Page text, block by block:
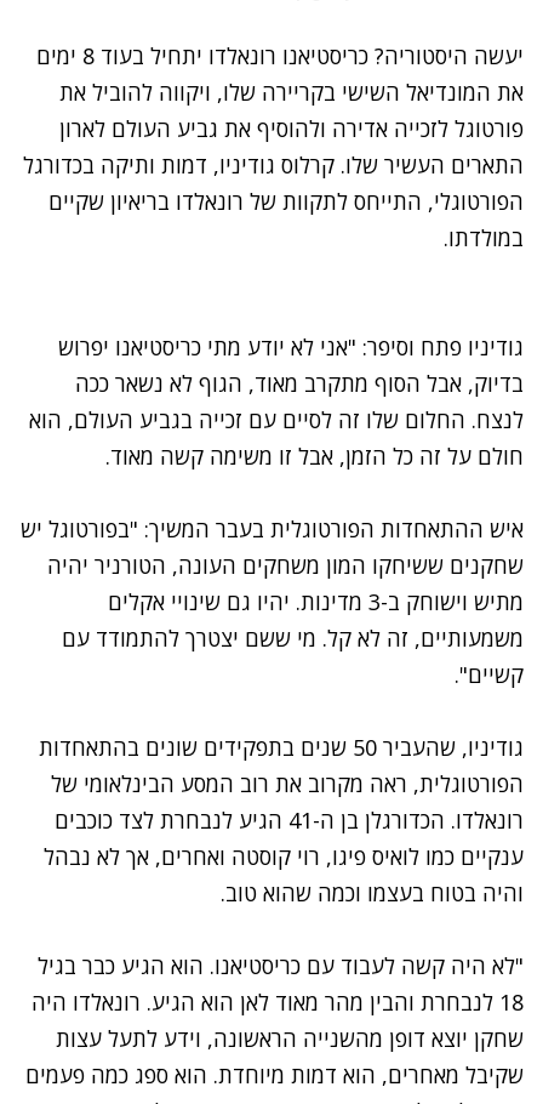
יעשה היסטוריה? כריסטיאנו רונאלדו יתחיל בעוד 8 ימים
את המונדיאל השישי בקריירה שלו, ויקווה להוביל את
פורטוגל לזכייה אדירה ולהוסיף את גביע העולם לארון
התארים העשיר שלו. קרלוס גודיניו, דמות ותיקה בכדורגל
הפורטוגלי, התייחס לתקוות של רונאלדו בריאיון שקיים
במולדתו.
גודיניו פתח וסיפר: "אני לא יודע מתי כריסטיאנו יפרוש
בדיוק, אבל הסוף מתקרב מאוד, הגוף לא נשאר ככה
לנצח. החלום שלו זה לסיים עם זכייה בגביע העולם, הוא
חולם על זה כל הזמן, אבל זו משימה קשה מאוד.
איש ההתאחדות הפורטוגלית בעבר המשיך: "בפורטוגל יש
שחקנים ששיחקו המון משחקים העונה, הטורניר יהיה
מתיש וישוחק ב-3 מדינות. יהיו גם שינויי אקלים
משמעותיים, זה לא קל. מי ששם יצטרך להתמודד עם
קשיים".
גודיניו, שהעביר 50 שנים בתפקידים שונים בהתאחדות
הפורטוגלית, ראה מקרוב את רוב המסע הבינלאומי של
רונאלדו. הכדורגלן בן ה-41 הגיע לנבחרת לצד כוכבים
ענקיים כמו לואיס פיגו, רוי קוסטה ואחרים, אך לא נבהל
והיה בטוח בעצמו וכמה שהוא טוב.
"לא היה קשה לעבוד עם כריסטיאנו. הוא הגיע כבר בגיל
18 לנבחרת והבין מהר מאוד לאן הוא הגיע. רונאלדו היה
שחקן יוצא דופן מהשנייה הראשונה, וידע לתעל עצות
שקיבל מאחרים, הוא דמות מיוחדת. הוא ספג כמה פעמים